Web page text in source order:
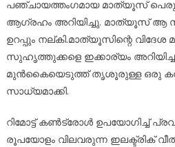
പഞ്ചായത്തംഗമായ മാത്യൂസ്
ആഗ്രഹം അറിയിച്ചു. മാത്യൂസ് ആ
ഉറപ്പും നല്കി.മാത്യൂസിന്റെ വിദേശ
സുഹൃത്തുക്കളെ ഇക്കാര്യം
മുൻകൈയെടുത്ത് തൃശൂരുള്ള ഒരു
സാധ്യമാക്കി.
റിമോട്ട് കൺട്രോൾ ഉപയോഗിച്ച്
രൂപയോളം വിലവരുന്ന ഇലക്ട്രിക്